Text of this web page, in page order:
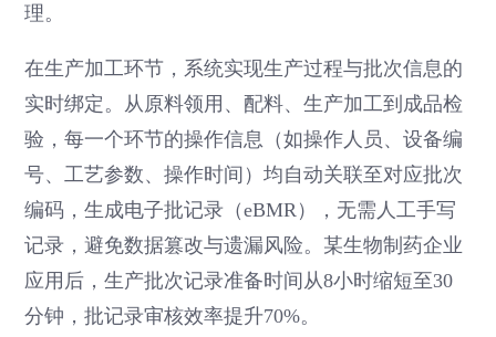
理。
在生产加工环节，系统实现生产过程与批次信息的
实时绑定。从原料领用、配料、生产加工到成品检
验，每一个环节的操作信息（如操作人员、设备编
号、工艺参数、操作时间）均自动关联至对应批次
编码，生成电子批记录（eBMR），无需人工手写
记录，避免数据篡改与遗漏风险。某生物制药企业
应用后，生产批次记录准备时间从8小时缩短至30
分钟，批记录审核效率提升70%。